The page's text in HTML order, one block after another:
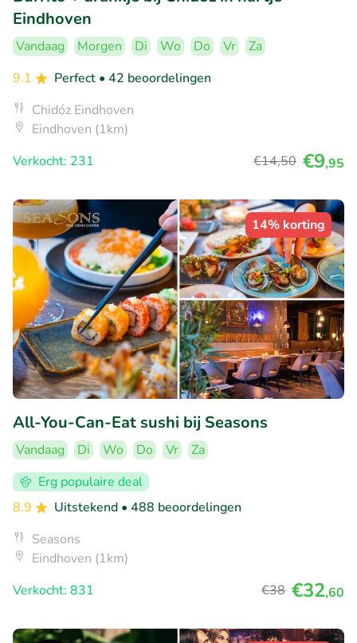
Eindhoven
Vandaag Morgen Di Wo Do Vr
Za
9.1
Perfect • 42 beoordelingen
Chidóz Eindhoven
Eindhoven (1km)
Verkocht: 231
€14,50 €9,95
14% korting
All-You-Can-Eat sushi bij Seasons
Vandaag Di Wo Do Vr
Za
Erg populaire deal
8.9
Uitstekend • 488 beoordelingen
Seasons
Eindhoven (1km)
Verkocht: 831
€38 €32,60